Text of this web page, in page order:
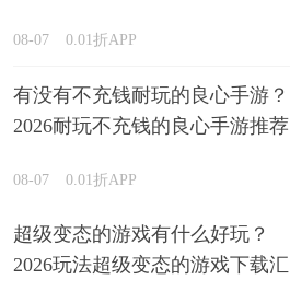
08-07 0.01折APP
有没有不充钱耐玩的良心手游？
2026耐玩不充钱的良心手游推荐
08-07 0.01折APP
超级变态的游戏有什么好玩？
2026玩法超级变态的游戏下载汇